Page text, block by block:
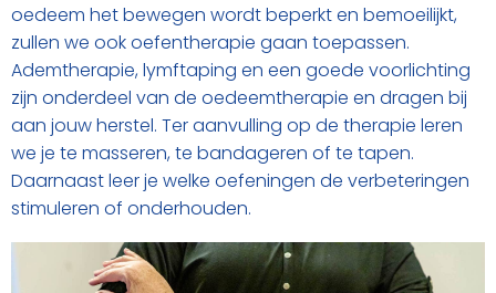
oedeem het bewegen wordt beperkt en bemoeilijkt,
zullen we ook oefentherapie gaan toepassen.
Ademtherapie, lymftaping en een goede voorlichting
zijn onderdeel van de oedeemtherapie en dragen bij
aan jouw herstel. Ter aanvulling op de therapie leren
we je te masseren, te bandageren of te tapen.
Daarnaast leer je welke oefeningen de verbeteringen
stimuleren of onderhouden.